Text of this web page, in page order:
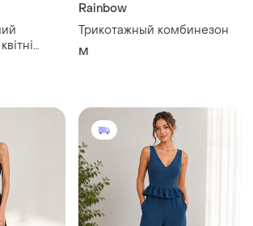
Rainbow
Трикотажный комбинезон
M